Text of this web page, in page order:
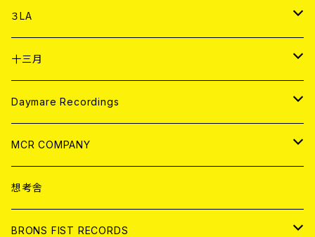
DIGITAL CONTENTS
アナログ
CD
ANALOG
アパレル
３LA
CD
ANALOG
十三月
CD
ANALOG
Daymare Recordings
CD
ANALOG
MCR COMPANY
CD
アパレル
想考舎
BRONS FIST RECORDS